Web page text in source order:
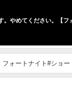
。やめてください。【フ
フォートナイト#ショ